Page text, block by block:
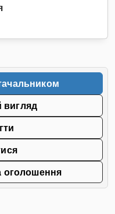
вигляд
оголошення